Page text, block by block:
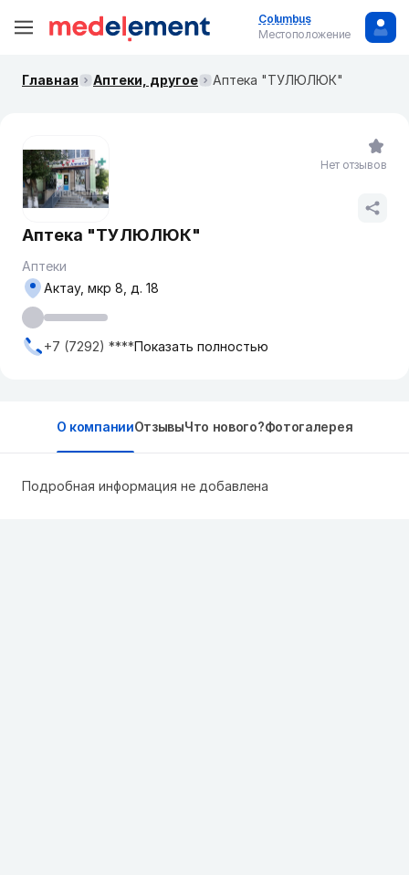
Columbus
Местоположение
Главная Аптеки, другое Аптека "ТУЛЮЛЮК"
Аптека "ТУЛЮЛЮК"
Аптеки
Актау, мкр 8, д. 18
+7 (7292) ****Показать полностью
Нет отзывов
О компанииОтзывыЧто нового?Фотогалерея
Подробная информация не добавлена